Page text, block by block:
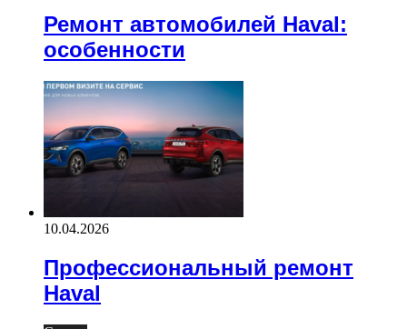
Ремонт автомобилей Haval:
особенности
10.04.2026
Профессиональный ремонт
Haval